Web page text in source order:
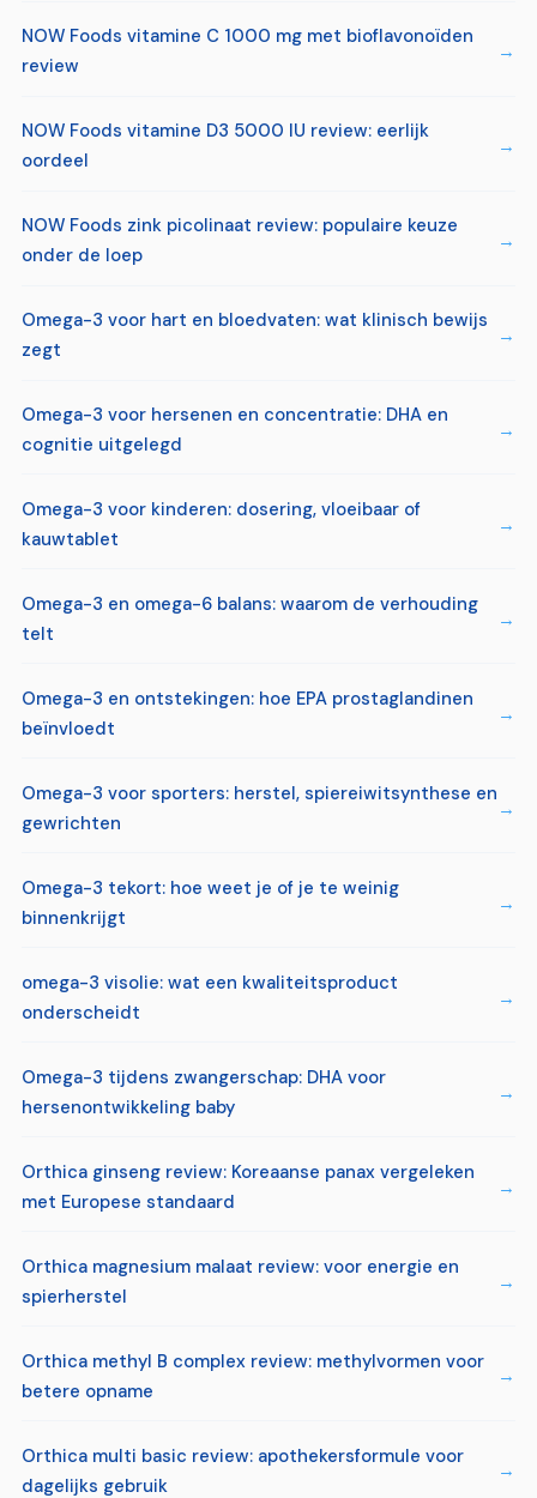
NOW Foods vitamine C 1000 mg met bioflavonoïden
review
NOW Foods vitamine D3 5000 IU review: eerlijk
oordeel
NOW Foods zink picolinaat review: populaire keuze
onder de loep
Omega-3 voor hart en bloedvaten: wat klinisch bewijs
zegt
Omega-3 voor hersenen en concentratie: DHA en
cognitie uitgelegd
Omega-3 voor kinderen: dosering, vloeibaar of
kauwtablet
Omega-3 en omega-6 balans: waarom de verhouding
telt
Omega-3 en ontstekingen: hoe EPA prostaglandinen
beïnvloedt
Omega-3 voor sporters: herstel, spiereiwitsynthese en
gewrichten
Omega-3 tekort: hoe weet je of je te weinig
binnenkrijgt
omega-3 visolie: wat een kwaliteitsproduct
onderscheidt
Omega-3 tijdens zwangerschap: DHA voor
hersenontwikkeling baby
Orthica ginseng review: Koreaanse panax vergeleken
met Europese standaard
Orthica magnesium malaat review: voor energie en
spierherstel
Orthica methyl B complex review: methylvormen voor
betere opname
Orthica multi basic review: apothekersformule voor
dagelijks gebruik